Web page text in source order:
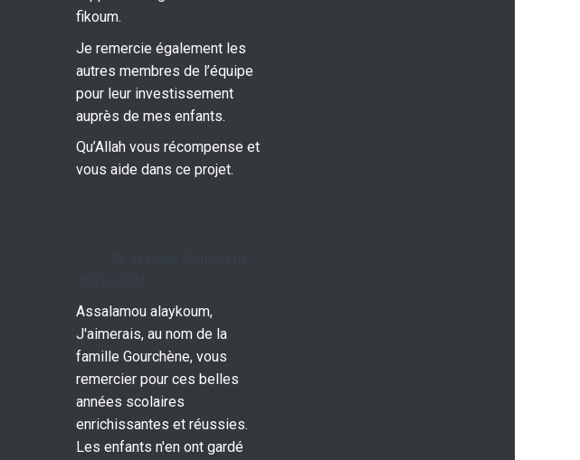
fikoum.
Je remercie également les
autres membres de l’équipe
pour leur investissement
auprès de mes enfants.
Qu’Allah vous récompense et
vous aide dans ce projet.
Assalamou alaykoum,
J'aimerais, au nom de la
famille Gourchène, vous
remercier pour ces belles
années scolaires
enrichissantes et réussies.
Les enfants n'en ont gardé